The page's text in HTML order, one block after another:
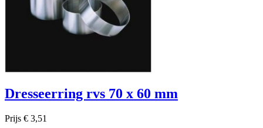
Dresseerring rvs 70 x 60 mm
Prijs € 3,51